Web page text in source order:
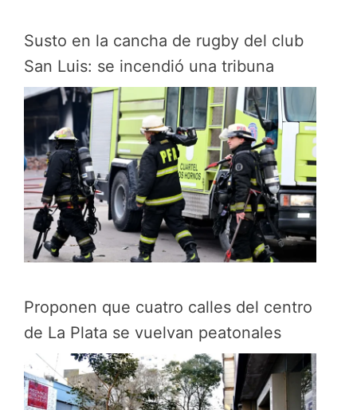
Susto en la cancha de rugby del club
San Luis: se incendió una tribuna
Proponen que cuatro calles del centro
de La Plata se vuelvan peatonales